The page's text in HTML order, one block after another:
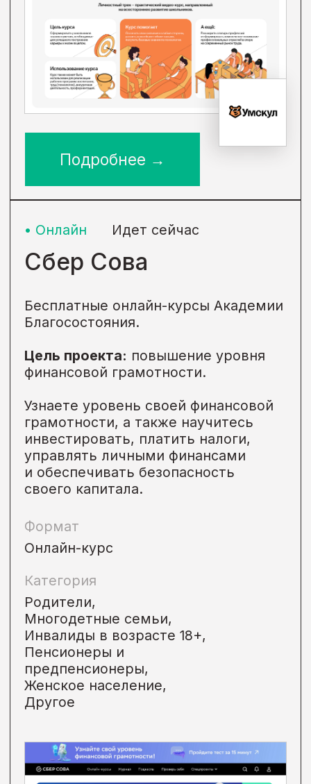
мотивацию и поставить цели,
узнать, как работает ваш мозг
и память.
Подробнее →
Формат
Онлайн-курс
Категория
Учителя и педагоги,
Студенты,
Родители,
Пенсионеры и
Международный
конкурс по ИИ
для молодежи
AI Challenge
• Гибрид
и подростков, которым интересен
Участвовать могут ученики любых
до 18 лет.
Цель проекта:
в организации и проведении
конкурса AI Challenge.
В 2023 году Сбер впервые провел
международный конкурс
по искусственному интеллекту
AI Challenge, который призван
популяризировать технологии ИИ
среди детей и молодежи, а также
это ежегодный международный
конкурс для всех, кому интересен
искусственный интеллект –
от новичков до продвинутых.
Идет сейчас